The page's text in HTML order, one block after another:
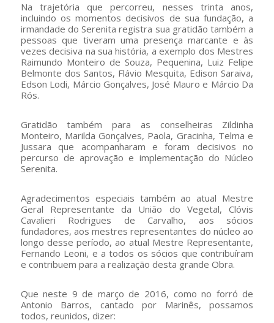
Na trajetória que percorreu, nesses trinta anos,
incluindo os momentos decisivos de sua fundação, a
irmandade do Serenita registra sua gratidão também a
pessoas que tiveram uma presença marcante e às
vezes decisiva na sua história, a exemplo dos Mestres
Raimundo Monteiro de Souza, Pequenina, Luiz Felipe
Belmonte dos Santos, Flávio Mesquita, Edison Saraiva,
Edson Lodi, Márcio Gonçalves, José Mauro e Márcio Da
Rós.
Gratidão também para as conselheiras Zildinha
Monteiro, Marilda Gonçalves, Paola, Gracinha, Telma e
Jussara que acompanharam e foram decisivos no
percurso de aprovação e implementação do Núcleo
Serenita.
Agradecimentos especiais também ao atual Mestre
Geral Representante da União do Vegetal, Clóvis
Cavalieri Rodrigues de Carvalho, aos sócios
fundadores, aos mestres representantes do núcleo ao
longo desse período, ao atual Mestre Representante,
Fernando Leoni, e a todos os sócios que contribuíram
e contribuem para a realização desta grande Obra.
Que neste 9 de março de 2016, como no forró de
Antonio Barros, cantado por Marinês, possamos
todos, reunidos, dizer: